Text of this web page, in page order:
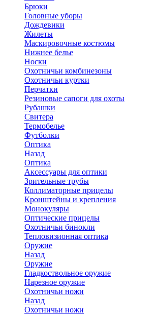
Брюки
Головные уборы
Дождевики
Жилеты
Маскировочные костюмы
Нижнее белье
Носки
Охотничьи комбинезоны
Охотничьи куртки
Перчатки
Резиновые сапоги для охоты
Рубашки
Свитера
Термобелье
Футболки
Оптика
Назад
Оптика
Аксессуары для оптики
Зрительные трубы
Коллиматорные прицелы
Кронштейны и крепления
Монокуляры
Оптические прицелы
Охотничьи бинокли
Тепловизионная оптика
Оружие
Назад
Оружие
Гладкоствольное оружие
Нарезное оружие
Охотничьи ножи
Назад
Охотничьи ножи